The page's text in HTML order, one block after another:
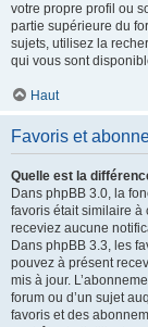
votre propre profil ou
partie supérieure du
sujets, utilisez la
qui vous sont
Haut
Favoris et
Quelle est la
Dans phpBB 3.0, la
favoris était similaire à
receviez aucune
Dans phpBB 3.3, les
pouvez à présent
mis à jour.
forum ou d’un sujet
favoris et des